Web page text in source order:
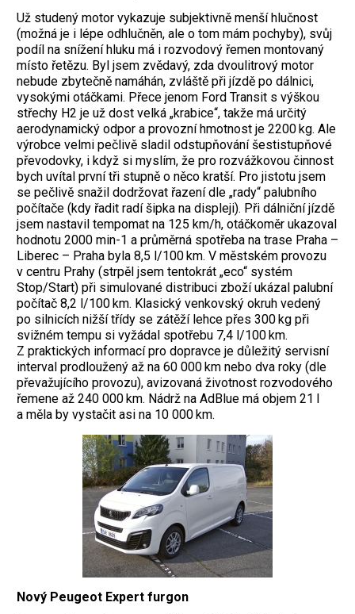
Už studený motor vykazuje subjektivně menší hlučnost
(možná je i lépe odhlučněn, ale o tom mám pochyby), svůj
podíl na snížení hluku má i rozvodový řemen montovaný
místo řetězu. Byl jsem zvědavý, zda dvoulitrový motor
nebude zbytečně namáhán, zvláště při jízdě po dálnici,
vysokými otáčkami. Přece jenom Ford Transit s výškou
střechy H2 je už dost velká „krabice“, takže má určitý
aerodynamický odpor a provozní hmotnost je 2200 kg. Ale
výrobce velmi pečlivě sladil odstupňování šestistupňové
převodovky, i když si myslím, že pro rozvážkovou činnost
bych uvítal první tři stupně o něco kratší. Pro jistotu jsem
se pečlivě snažil dodržovat řazení dle „rady“ palubního
počítače (kdy řadit radí šipka na displeji). Při dálniční jízdě
jsem nastavil tempomat na 125 km/h, otáčkoměr ukazoval
hodnotu 2000 min-1 a průměrná spotřeba na trase Praha –
Liberec – Praha byla 8,5 l/100 km. V městském provozu
v centru Prahy (strpěl jsem tentokrát „eco“ systém
Stop/Start) při simulované distribuci zboží ukázal palubní
počítač 8,2 l/100 km. Klasický venkovský okruh vedený
po silnicích nižší třídy se zátěží lehce přes 300 kg při
svižném tempu si vyžádal spotřebu 7,4 l/100 km.
Z praktických informací pro dopravce je důležitý servisní
interval prodloužený až na 60 000 km nebo dva roky (dle
převažujícího provozu), avizovaná životnost rozvodového
řemene až 240 000 km. Nádrž na AdBlue má objem 21 l
a měla by vystačit asi na 10 000 km.
Nový Peugeot Expert furgon